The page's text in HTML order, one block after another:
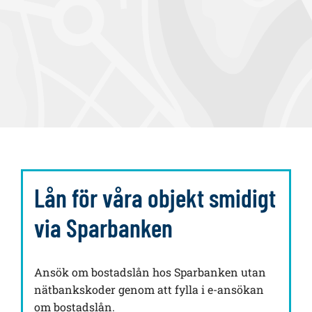
Lån för våra objekt smidigt
via Sparbanken
Ansök om bostadslån hos Sparbanken utan
nätbankskoder genom att fylla i e-ansökan
om bostadslån.